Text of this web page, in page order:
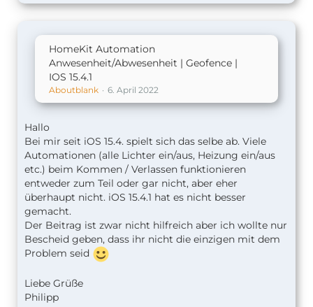
HomeKit Automation
Anwesenheit/Abwesenheit | Geofence |
IOS 15.4.1
Aboutblank 6. April 2022
Hallo
Bei mir seit iOS 15.4. spielt sich das selbe ab. Viele
Automationen (alle Lichter ein/aus, Heizung ein/aus
etc.) beim Kommen / Verlassen funktionieren
entweder zum Teil oder gar nicht, aber eher
überhaupt nicht. iOS 15.4.1 hat es nicht besser
gemacht.
Der Beitrag ist zwar nicht hilfreich aber ich wollte nur
Bescheid geben, dass ihr nicht die einzigen mit dem
Problem seid
Liebe Grüße
Philipp